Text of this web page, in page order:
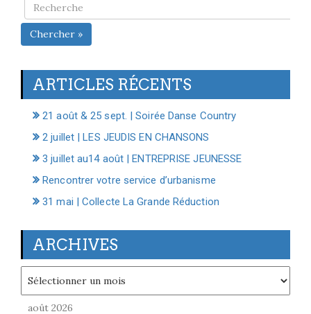
Chercher »
ARTICLES RÉCENTS
21 août & 25 sept. | Soirée Danse Country
2 juillet | LES JEUDIS EN CHANSONS
3 juillet au14 août | ENTREPRISE JEUNESSE
Rencontrer votre service d’urbanisme
31 mai | Collecte La Grande Réduction
ARCHIVES
août 2026